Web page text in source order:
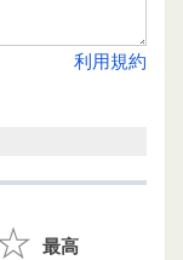
利用規約
最高